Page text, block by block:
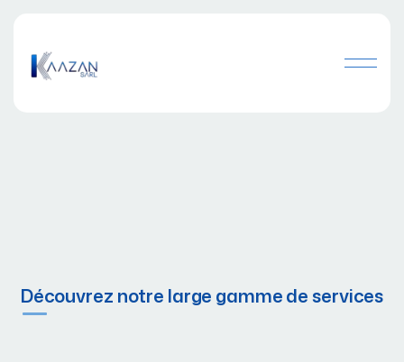
Découvrez notre large gamme de services